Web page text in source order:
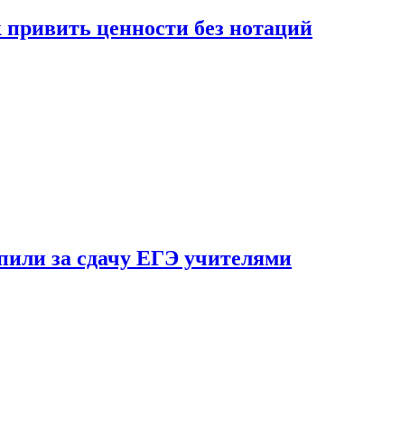
ценности без нотаций
за сдачу ЕГЭ учителями